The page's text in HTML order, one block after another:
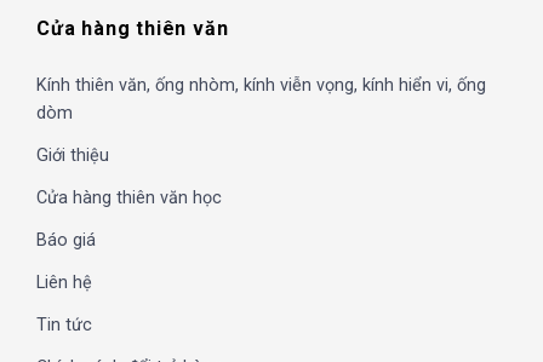
Cửa hàng thiên văn
Kính thiên văn, ống nhòm, kính viễn vọng, kính hiển vi, ống
dòm
Giới thiệu
Cửa hàng thiên văn học
Báo giá
Liên hệ
Tin tức